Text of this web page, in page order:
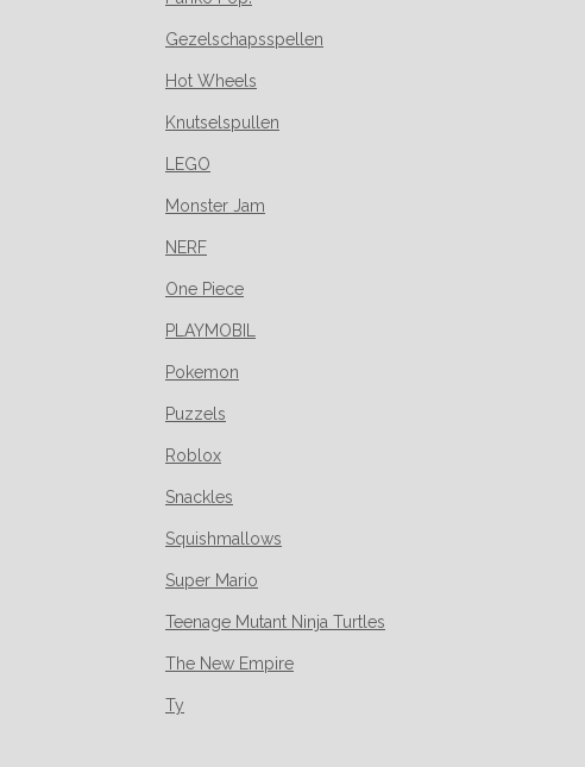
Gezelschapsspellen
Hot Wheels
Knutselspullen
LEGO
Monster Jam
NERF
One Piece
PLAYMOBIL
Pokemon
Puzzels
Roblox
Snackles
Squishmallows
Super Mario
Teenage Mutant Ninja Turtles
The New Empire
Ty